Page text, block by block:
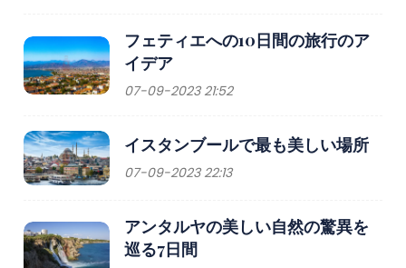
フェティエへの10日間の旅行のア
イデア
07-09-2023 21:52
イスタンブールで最も美しい場所
07-09-2023 22:13
アンタルヤの美しい自然の驚異を
巡る7日間